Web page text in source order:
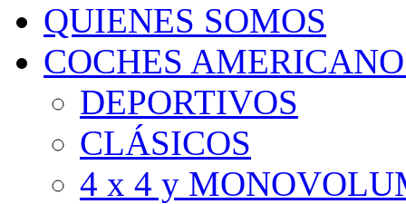
QUIENES SOMOS
COCHES
DEPORTIVOS
CLÁSICOS
4 x 4 y